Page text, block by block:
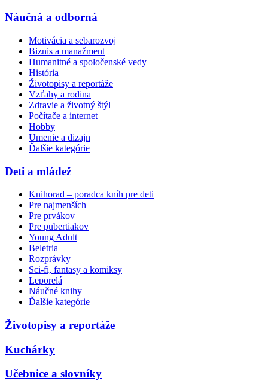
Náučná a odborná
Motivácia a sebarozvoj
Biznis a manažment
Humanitné a spoločenské vedy
História
Životopisy a reportáže
Vzťahy a rodina
Zdravie a životný štýl
Počítače a internet
Hobby
Umenie a dizajn
Ďalšie kategórie
Deti a mládež
Knihorad – poradca kníh pre deti
Pre najmenších
Pre prvákov
Pre pubertiakov
Young Adult
Beletria
Rozprávky
Sci-fi, fantasy a komiksy
Leporelá
Náučné knihy
Ďalšie kategórie
Životopisy a reportáže
Kuchárky
Učebnice a slovníky